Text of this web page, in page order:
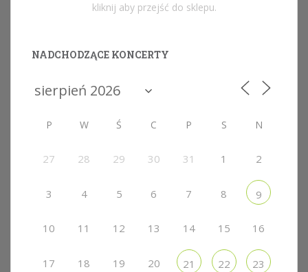
kliknij aby przejść do sklepu.
NADCHODZĄCE KONCERTY
P W Ś C P S N
27 28 29 30 31 1 2
3 4 5 6 7 8 9
10 11 12 13 14 15 16
17 18 19 20 21 22 23